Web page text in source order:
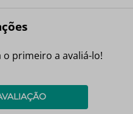
o primeiro a avaliá-lo!